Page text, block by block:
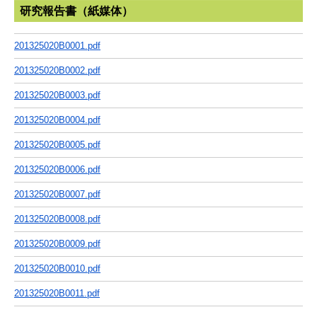
研究報告書（紙媒体）
201325020B0001.pdf
201325020B0002.pdf
201325020B0003.pdf
201325020B0004.pdf
201325020B0005.pdf
201325020B0006.pdf
201325020B0007.pdf
201325020B0008.pdf
201325020B0009.pdf
201325020B0010.pdf
201325020B0011.pdf